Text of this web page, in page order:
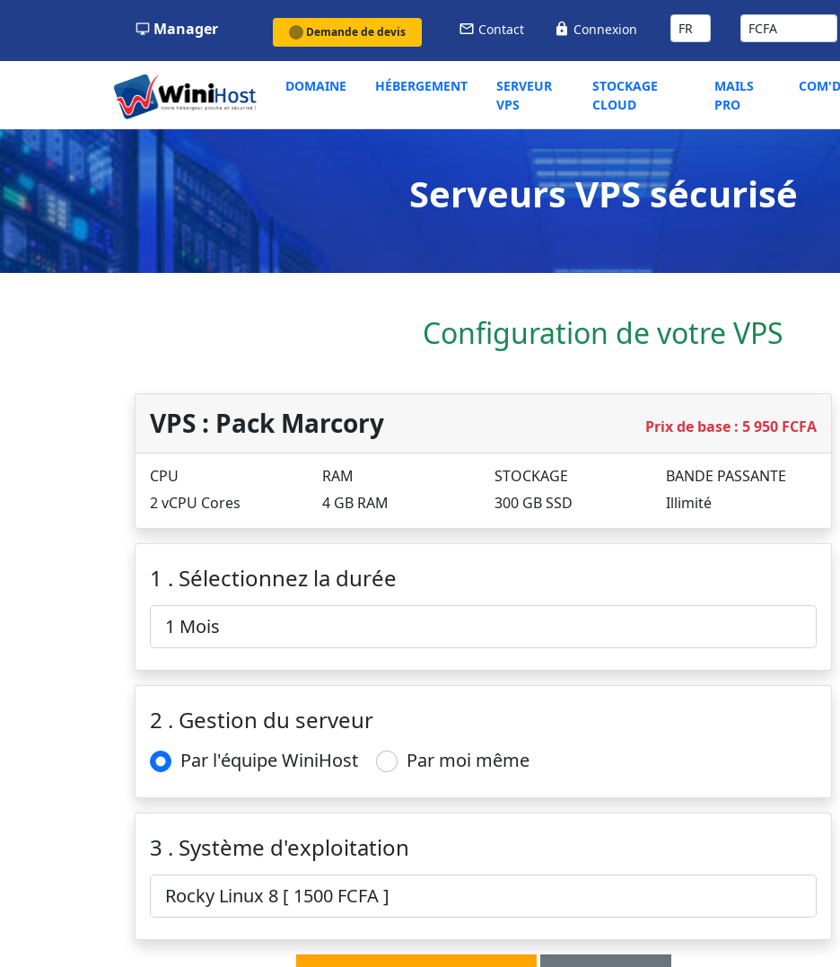
Manager Demande de devis Contact Connexion
DOMAINE HÉBERGEMENT
SERVEUR
VPS
STOCKAGE
CLOUD
MAILS
PRO
Serveurs VPS sécurisé
Configuration de votre VPS
VPS : Pack Marcory Prix de base : 5 950 FCFA
CPU
2 vCPU Cores
RAM
4 GB RAM
STOCKAGE
300 GB SSD
BANDE PASSANTE
Illimité
1 . Sélectionnez la durée
2 . Gestion du serveur
Par l'équipe WiniHost Par moi même
3 . Système d'exploitation